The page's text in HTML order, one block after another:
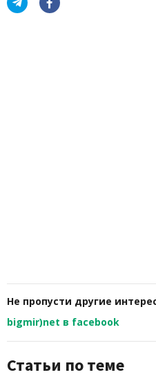
Не пропусти другие
bigmir)net в facebook
Статьи по теме